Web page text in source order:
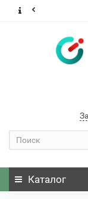
Каталог